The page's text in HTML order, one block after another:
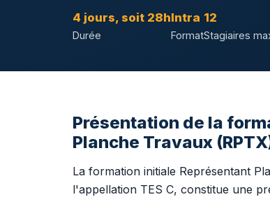
4 jours, soit 28h
Durée
Intra
Format
12
Stagiaires
Présentation de la
Planche Travaux
La formation initiale Représentant
l'appellation TES C, constitue une